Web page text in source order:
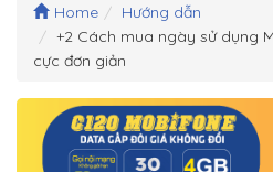
Home
Hướng dẫn
+2 Cách mua ngày sử dụng
cực đơn giản